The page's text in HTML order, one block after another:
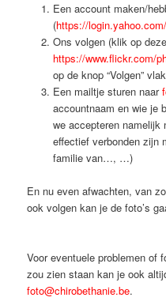
Een account maken/
(https://
Ons volgen (klik op
https://www.flickr.com/
op de knop “Volgen”
Een mailtje sturen naar
accountnaam en wie je
we accepteren namelijk
effectief verbonden zijn
familie van…, …)
En nu even afwachten, van
ook volgen kan je de foto’s
Voor eventuele problemen of
zou zien staan kan je ook
foto@chirobethanie.be.